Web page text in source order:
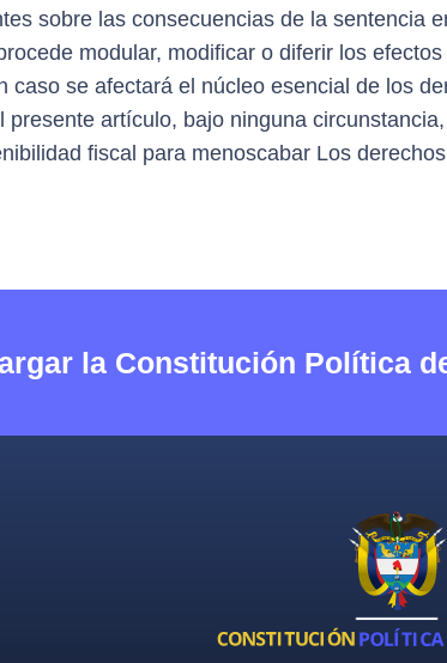
sobre las consecuencias de la sentencia
modular, modificar o diferir los
caso se afectará el núcleo esencial de los
presente artículo, bajo ninguna
fiscal para menoscabar Los
la Constitución Política